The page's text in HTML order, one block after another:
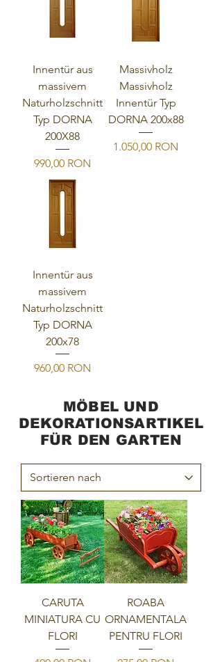
Innentür aus
massivem
Naturholzschnitt
Typ DORNA
200X88
Preis
990,00 RON
Massivholz
Massivholz
Innentür Typ
DORNA 200x88
Preis
1.050,00 RON
Innentür aus
massivem
Naturholzschnitt
Typ DORNA
200x78
Preis
960,00 RON
MÖBEL UND
DEKORATIONSARTIKEL
FÜR DEN GARTEN
CARUTA
MINIATURA CU
FLORI
ROABA
ORNAMENTALA
PENTRU FLORI